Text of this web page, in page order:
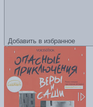
Добавить в избранное